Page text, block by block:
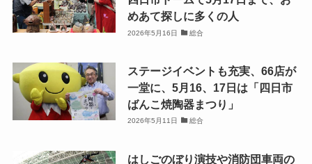
めあて探しに多くの人
2026年5月16日 総合
ステージイベントも充実、66店が
一堂に、5月16、17日は「四日市
ばんこ焼陶器まつり」
2026年5月11日 総合
はしごのぼり演技や消防団車両の